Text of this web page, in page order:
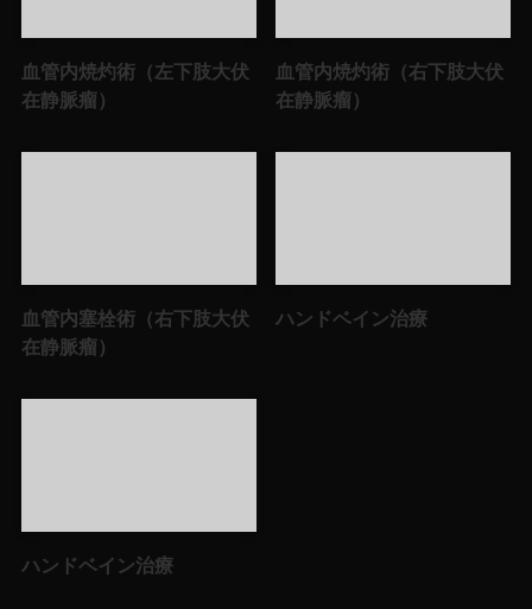
血管内焼灼術（左下肢大伏
在静脈瘤）
血管内焼灼術（右下肢大伏
在静脈瘤）
血管内塞栓術（右下肢大伏
在静脈瘤）
ハンドベイン治療
ハンドベイン治療